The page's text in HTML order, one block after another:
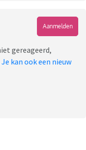
Aanmelden
gereageerd,
Je kan ook een nieuw